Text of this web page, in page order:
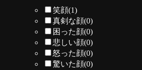
笑顔(1)
真剣な顔(0)
困った顔(0)
悲しい顔(0)
怒った顔(0)
驚いた顔(0)